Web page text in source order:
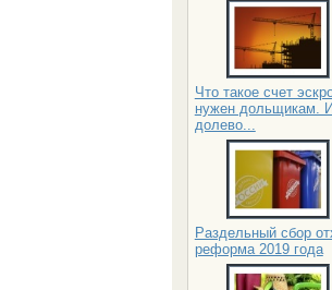
Что такое счет
нужен дольщикам.
долево...
Раздельный сбор
реформа 2019 года